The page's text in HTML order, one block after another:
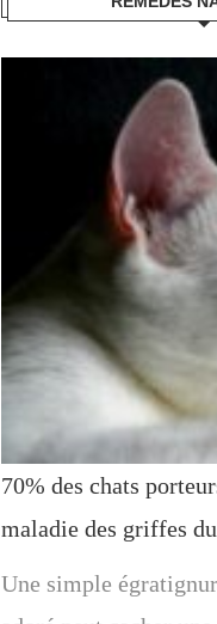
70% des chats
maladie des griffes
Une simple